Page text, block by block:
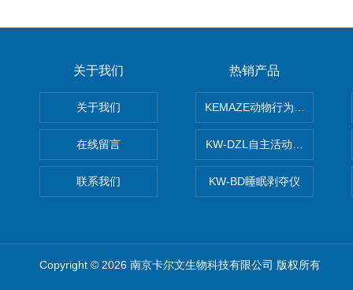
关于我们
关于我们
在线留言
联系我们
热销产品
KEMAZE动物行为学分析系统
KW-DZL自主活动转轮系统
KW-BD睡眠剥夺仪
Copyright © 2026 南京卡尔文生物科技有限公司 版权所有